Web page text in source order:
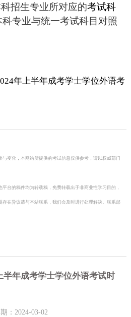
招生专业所对应的考试科
专业与统一考试科目对照
年上半年成考学士学位外语考
与变化，本网站所提供的考试信息仅供参考，请以权威部门
平台的稿件均为转载稿，免费转载出于非商业性学习目的，
存在异议请与本站联系，我们会及时进行处理解决。联系邮
半年成考学士学位外语考试时
：2024-03-02